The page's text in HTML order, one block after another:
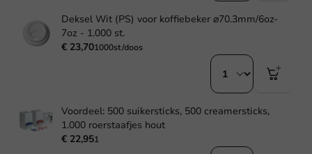
Deksel Wit (PS) voor koffiebeker ⌀70.3mm/6oz-
7oz - 1.000 st.
€ 23,701000st/doos
Voordeel: 500 suikersticks, 500 creamersticks,
1.000 roerstaafjes hout
€ 22,951